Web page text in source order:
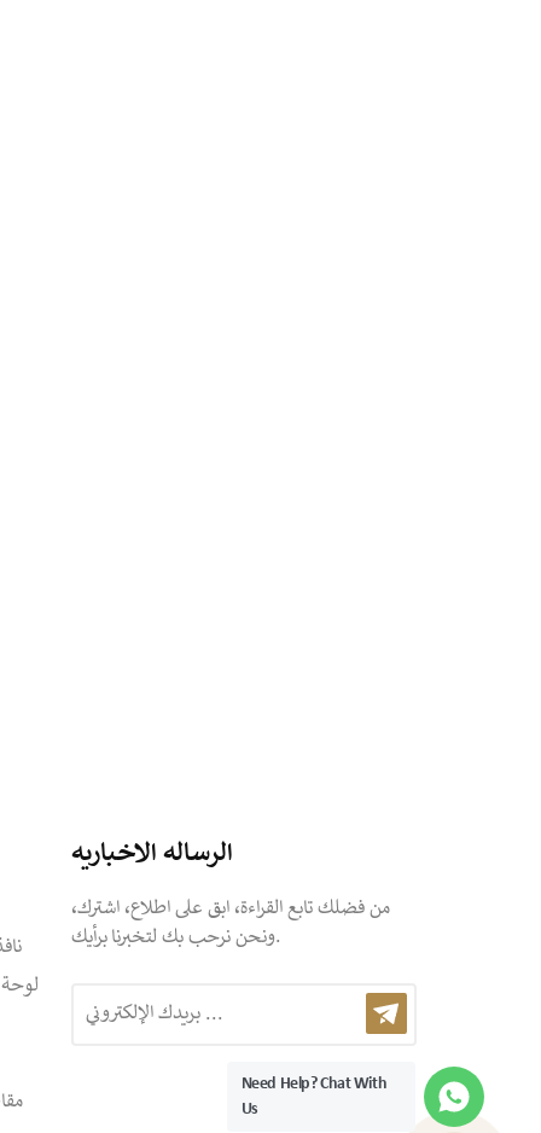
لوحة
الرساله الاخباريه
من فضلك تابع القراءة، ابق على اطلاع، اشترك،
ونحن نرحب بك لتخبرنا برأيك.
Need Help? Chat With
Us